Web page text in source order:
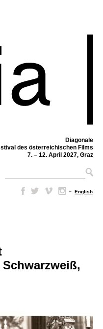
Diagonale
des österreichischen Films
7. – 12. April 2027, Graz
– English